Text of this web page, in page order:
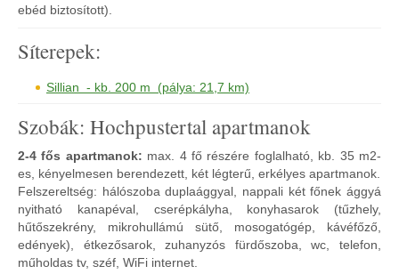
ebéd biztosított).
Síterepek:
Sillian - kb. 200 m (pálya: 21,7 km)
Szobák: Hochpustertal apartmanok
2-4 fős apartmanok: max. 4 fő részére foglalható, kb. 35 m2-
es, kényelmesen berendezett, két légterű, erkélyes apartmanok.
Felszereltség: hálószoba duplaággyal, nappali két főnek ággyá
nyitható kanapéval, cserépkályha, konyhasarok (tűzhely,
hűtőszekrény, mikrohullámú sütő, mosogatógép, kávéfőző,
edények), étkezősarok, zuhanyzós fürdőszoba, wc, telefon,
műholdas tv, széf, WiFi internet.